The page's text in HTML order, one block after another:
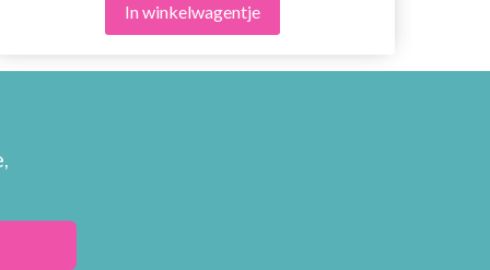
In winkelwagentje